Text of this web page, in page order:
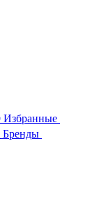
Избранные
Бренды